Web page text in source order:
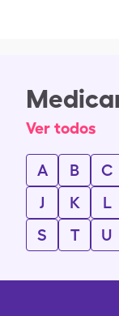
Ver todos
A B C
J
K L
S
T U